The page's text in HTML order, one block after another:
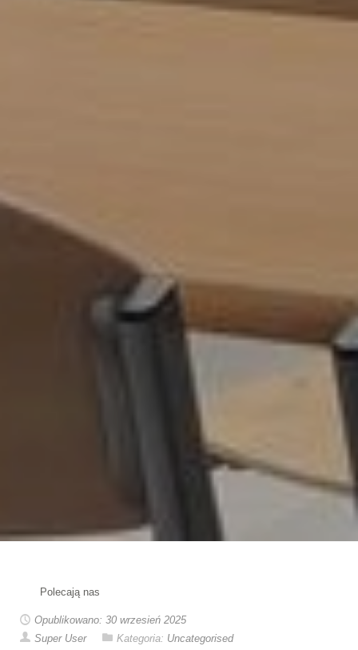
Polecają nas
Opublikowano: 30 wrzesień 2025
Super User
Kategoria: Uncategorised